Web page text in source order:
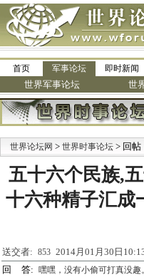
首页 军事论坛 即时新闻
世界军事论坛 世
世界论坛网 > 世界时事论坛 > 回帖
五十六个民族,
十六种精子汇成
送交者: 853 2014月01月30日
回 答: 嘿嘿，没有小偷可打真没趣